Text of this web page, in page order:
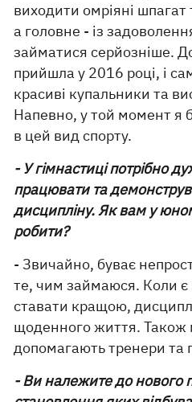
виходити омріяні шпагат
а головне - із
займатися серйозніше.
прийшла у 2016 році, і
красиві купальники та
Напевно, у той момент я
в цей вид спорту.
- У гімнастиці потрібно
працювати та
дисципліну. Як вам у
робити?
- Звичайно, буває
те, чим займаюся. Коли
ставати кращою,
щоденного життя. Також
допомагають тренери та
- Ви належите до нового